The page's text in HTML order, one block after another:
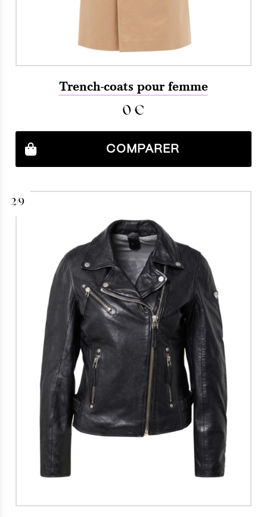
Trench-coats pour femme
0 €
COMPARER
2/9